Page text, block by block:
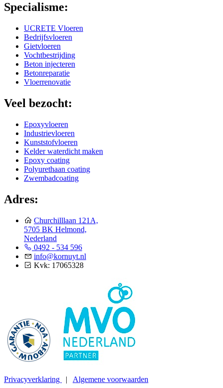
Specialisme:
UCRETE Vloeren
Bedrijfsvloeren
Gietvloeren
Vochtbestrijding
Beton injecteren
Betonreparatie
Vloerrenovatie
Veel bezocht:
Epoxyvloeren
Industrievloeren
Kunststofvloeren
Kelder waterdicht maken
Epoxy coating
Polyurethaan coating
Zwembadcoating
Adres:
Churchilllaan 121A,
5705 BK Helmond,
Nederland
0492 - 534 596
info@kornuyt.nl
Kvk: 17065328
Privacyverklaring | Algemene voorwaarden